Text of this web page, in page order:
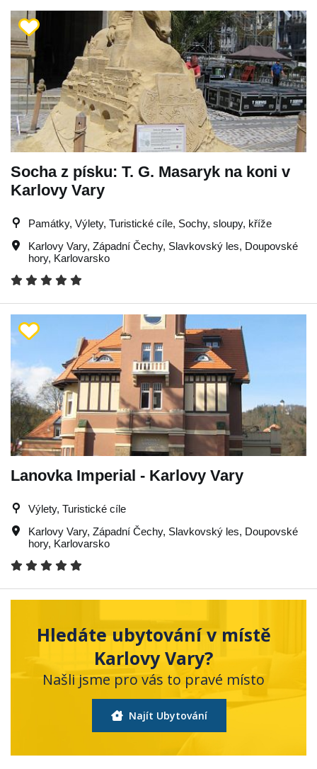
Socha z písku: T. G. Masaryk na koni v
Karlovy Vary
Památky, Výlety, Turistické cíle, Sochy, sloupy, kříže
Karlovy Vary, Západní Čechy, Slavkovský les, Doupovské
hory, Karlovarsko
Lanovka Imperial - Karlovy Vary
Výlety, Turistické cíle
Karlovy Vary, Západní Čechy, Slavkovský les, Doupovské
hory, Karlovarsko
Hledáte ubytování v místě
Karlovy Vary?
Našli jsme pro vás to pravé místo
Najít Ubytování